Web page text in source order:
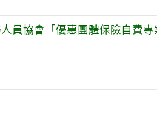
員協會「優惠團體保險自費